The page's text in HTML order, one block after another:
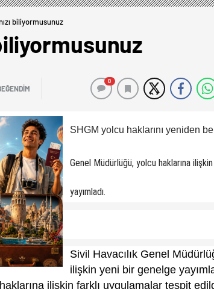
biliyormusunuz
0
SHGM yolcu haklarını yeniden
Genel Müdürlüğü, yolcu haklarına
yayımladı.
Sivil Havacılık Genel
ilişkin yeni bir genelge
ilişkin farklı uygulamalar tespit